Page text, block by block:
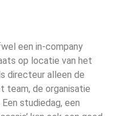
een in-company
op locatie van het
directeur alleen de
team, de organisatie
studiedag, een